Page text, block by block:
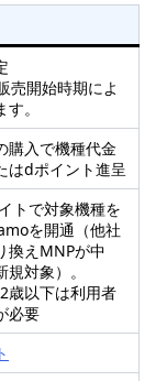
売開始時期によ
。
購入で機種代金
はdポイント進呈
トで対象機種を
を開通（他社
換えMNPが中
対象）。
歳以下は利用者
必要